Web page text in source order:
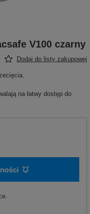
V100 czarny
Dodaj do listy zakupowej
na łatwy dostęp do